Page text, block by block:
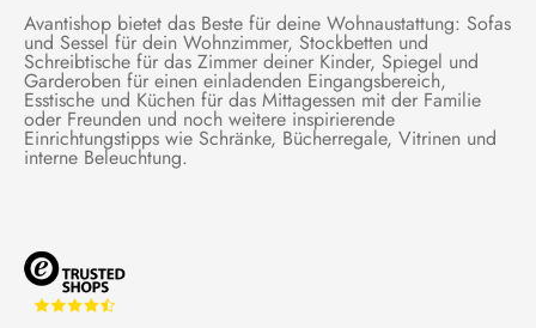
Avantishop bietet das Beste für deine Wohnaustattung: Sofas
und Sessel für dein Wohnzimmer, Stockbetten und
Schreibtische für das Zimmer deiner Kinder, Spiegel und
Garderoben für einen einladenden Eingangsbereich,
Esstische und Küchen für das Mittagessen mit der Familie
oder Freunden und noch weitere inspirierende
Einrichtungstipps wie Schränke, Bücherregale, Vitrinen und
interne Beleuchtung.